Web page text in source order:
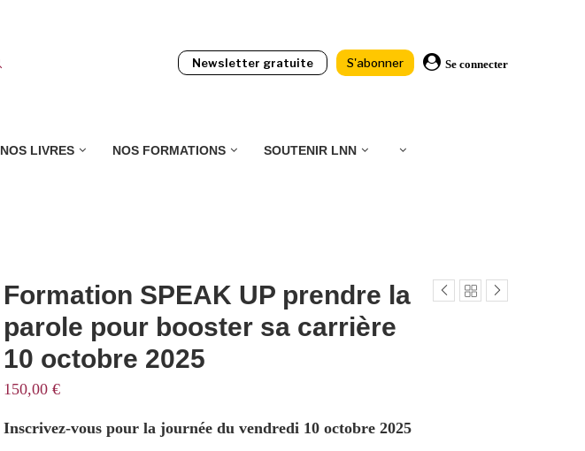
Newsletter gratuite S'abonner Se connecter
NOS LIVRES NOS FORMATIONS SOUTENIR LNN
Formation SPEAK UP prendre la
parole pour booster sa carrière
10 octobre 2025
150,00 €
Inscrivez-vous pour la journée du vendredi 10 octobre 2025